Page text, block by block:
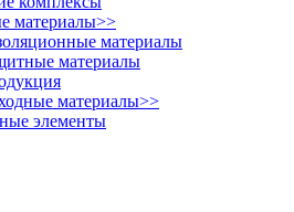
материалы>>
материалы
материалы
материалы>>
элементы